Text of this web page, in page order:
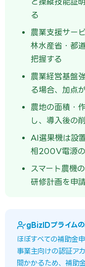
る
農業支援サー
林水産省・都
把握する
農業経営基盤
る場合、加点
農地の面積・
し、導入後の
AI選果機は設
相200V電源
スマート農機
研修計画を申
gBizIDプライムの
ほぼすべての補助金
事業主向けの認証ア
間かかるため、補助